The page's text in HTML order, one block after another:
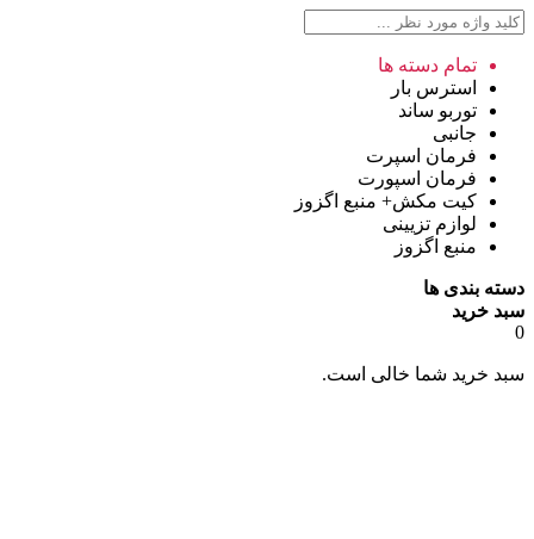
تمام دسته ها
استرس بار
توربو ساند
جانبی
فرمان اسپرت
فرمان اسپورت
کیت مکش+ منبع اگزوز
لوازم تزیینی
منبع اگزوز
دسته بندی ها
سبد خرید
0
سبد خرید شما خالی است.